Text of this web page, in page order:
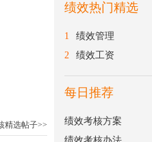
精选帖子>>
绩效热门精选
1
绩效管理
2
绩效工资
每日推荐
绩效考核方案